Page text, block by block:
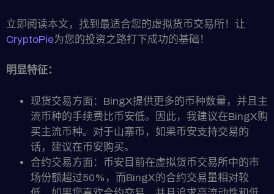
立即阅读本文，找到最适合您的虚拟货币交易所！让
CryptoPie为您的投资之路打下成功的基础！
明显特征：
现货交易方面：BingX提供更多的币种数量，并且主
流币种的手续费比币安低。因此，我建议在BingX购
买主流币种。对于山寨币，如果币安支持交易的
话，建议在币安购买。
合约交易方面：币安目前在虚拟货币交易所中的市
场份额超过50%，而BingX的合约交易量相对较